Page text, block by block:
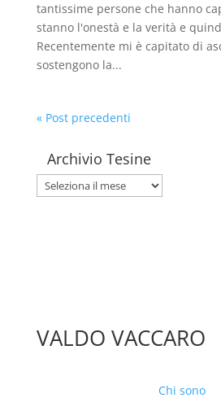
tantissime persone che hanno
stanno l'onestà e la verità e
Recentemente mi è capitato di
sostengono la...
« Post precedenti
Archivio Tesine
Archivio
Tesine
VALDO VACCARO
Chi sono